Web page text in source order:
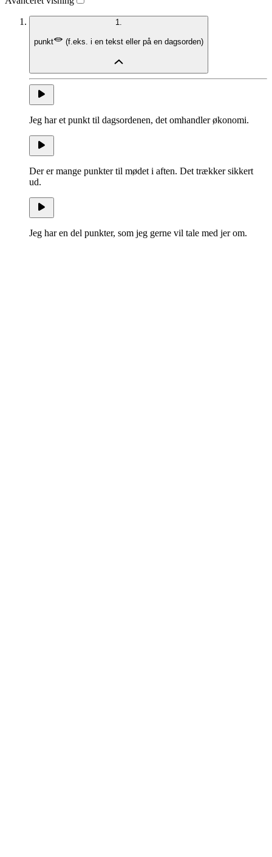
1.
punkt (f.eks. i en tekst eller på en dagsorden)
Jeg har et punkt til dagsordenen, det omhandler økonomi.
Der er mange punkter til mødet i aften. Det trækker sikkert
ud.
Jeg har en del punkter, som jeg gerne vil tale med jer om.